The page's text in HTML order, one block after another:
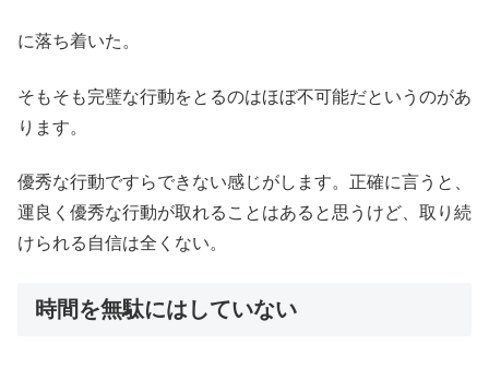
に落ち着いた。
そもそも完璧な行動をとるのはほぼ不可能だというのがあ
ります。
優秀な行動ですらできない感じがします。正確に言うと、
運良く優秀な行動が取れることはあると思うけど、取り続
けられる自信は全くない。
時間を無駄にはしていない